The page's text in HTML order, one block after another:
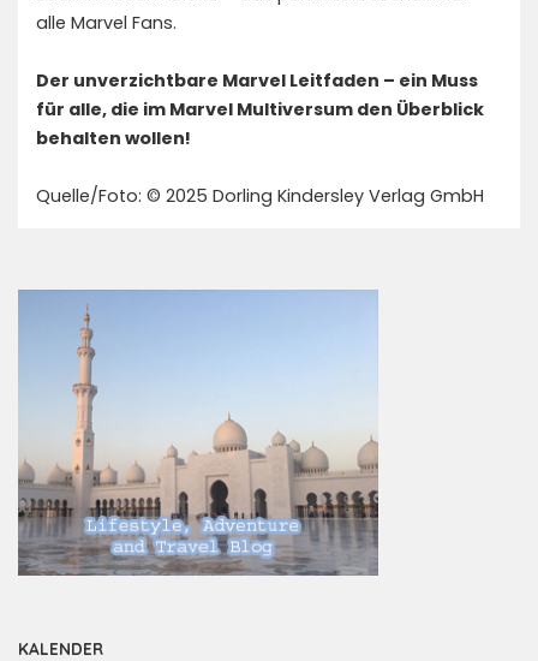
alle Marvel Fans.
Der unverzichtbare Marvel Leitfaden – ein Muss
für alle, die im Marvel Multiversum den Überblick
behalten wollen!
Quelle/Foto: © 2025 Dorling Kindersley Verlag GmbH
KALENDER